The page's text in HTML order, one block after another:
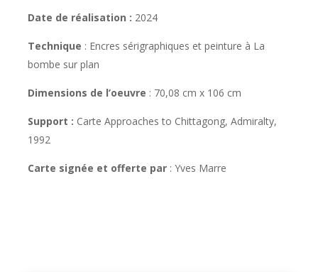
Date de réalisation : 2024
Technique : Encres sérigraphiques et peinture à La
bombe sur plan
Dimensions de l’oeuvre : 70,08 cm x 106 cm
Support : Carte Approaches to Chittagong, Admiralty,
1992
Carte signée et offerte par : Yves Marre